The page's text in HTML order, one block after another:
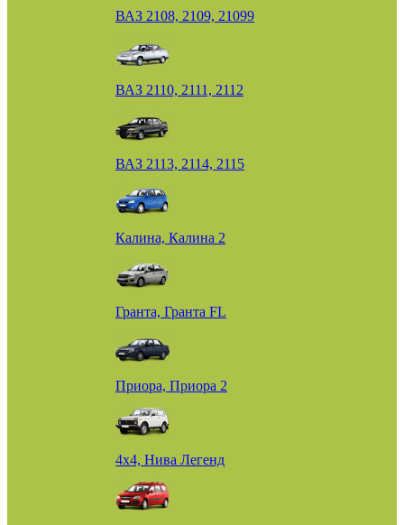
ВАЗ 2108, 2109, 21099
ВАЗ 2110, 2111, 2112
ВАЗ 2113, 2114, 2115
Калина, Калина 2
Гранта, Гранта FL
Приора, Приора 2
4х4, Нива Легенд